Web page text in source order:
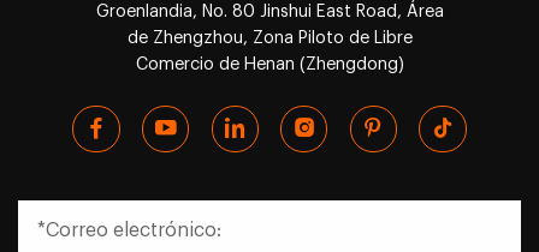
Groenlandia, No. 80 Jinshui East Road, Área
de Zhengzhou, Zona Piloto de Libre
Comercio de Henan (Zhengdong)